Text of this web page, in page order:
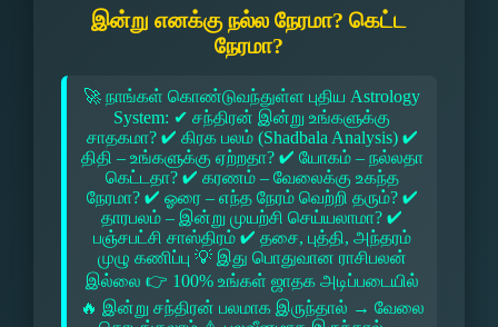
இன்று எனக்கு நல்ல நேரமா? கெட்ட
நேரமா?
🚀 நாங்கள் கொண்டுவந்துள்ள புதிய Astrology
System: ✔ சந்திரன் இன்று உங்களுக்கு
சாதகமா? ✔ கிரக பலம் (Shadbala Analysis) ✔
திதி – உங்களுக்கு ஏற்றதா? ✔ யோகம் – நல்லதா
கெட்டதா? ✔ கரணம் – வேலைக்கு உகந்த
நேரமா? ✔ ஓரை – எந்த நேரம் வெற்றி தரும்? ✔
தாரபலம் – இன்று முயற்சி செய்யலாமா? ✔
பஞ்சபட்சி சாஸ்திரம் ✔ தசை, புத்தி, அந்தரம்
முழு கணிப்பு 💡 இது பொதுவான ராசிபலன்
இல்லை 👉 100% உங்கள் ஜாதக அடிப்படையில்
🔥 இன்று சந்திரன் பலமாக இருந்தால் → வேலை